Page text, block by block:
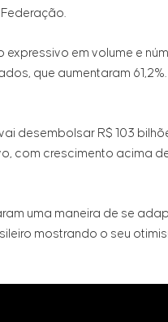
em volume e
que aumentaram
desembolsar R$ 103
com crescimento acima
uma maneira de se
mostrando o seu